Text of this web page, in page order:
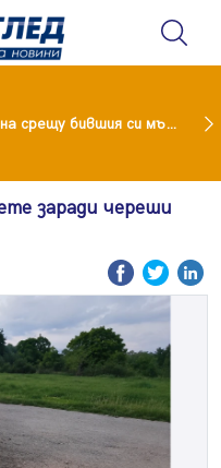
Глория изригна срещу бившия си мъж: Беше със 120-килограмова жена! Искаше бърза печалба...
заради череши